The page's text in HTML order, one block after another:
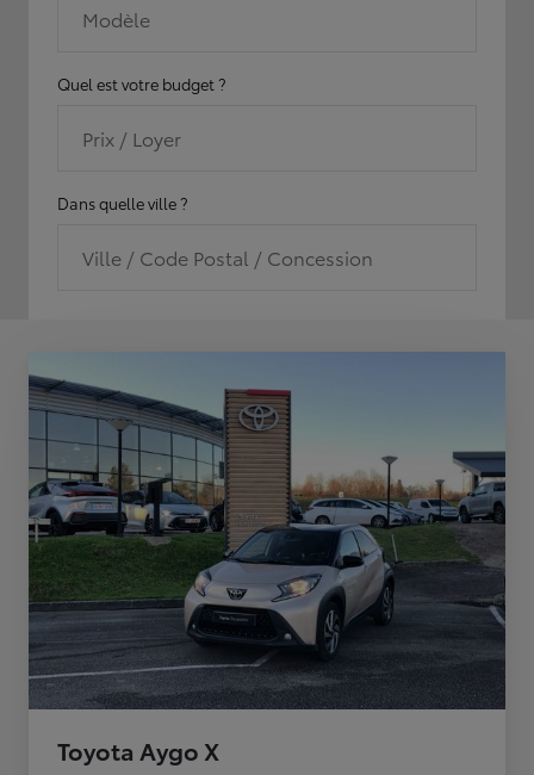
Modèle
Quel est votre budget ?
Prix / Loyer
Dans quelle ville ?
Ville / Code Postal / Concession
Toyota Aygo X